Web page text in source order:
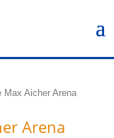
Max Aicher Arena
Arena